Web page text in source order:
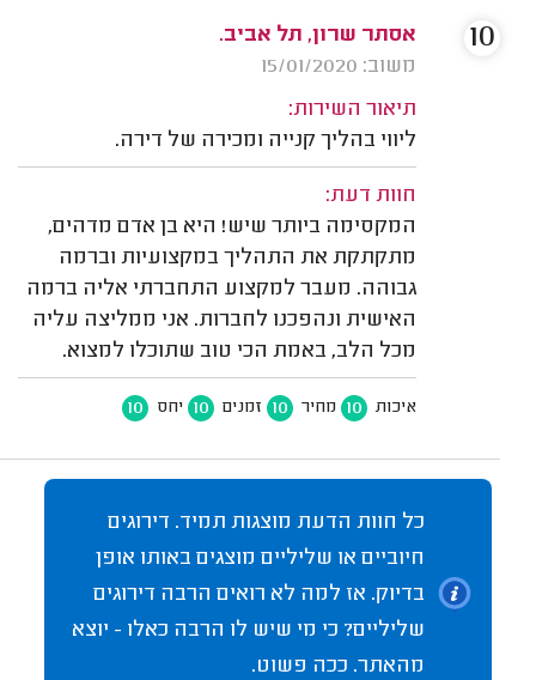
אסתר שרון, תל אביב.
משוב: 15/01/2020
תיאור השירות:
ליווי בהליך קנייה ומכירה של דירה.
חוות דעת:
המקסימה ביותר שיש! היא בן אדם מדהים,
מתקתקת את התהליך במקצועיות וברמה
גבוהה. מעבר למקצוע התחברתי אליה ברמה
האישית ונהפכנו לחברות. אני ממליצה עליה
מכל הלב, באמת הכי טוב שתוכלו למצוא.
איכות 10 מחיר 10 זמנים 10 יחס 10
10
כל חוות הדעת מוצגות תמיד. דירוגים
חיוביים או שליליים מוצגים באותו אופן
בדיוק. אז למה לא רואים הרבה דירוגים
שליליים? כי מי שיש לו הרבה כאלו - יוצא
מהאתר. ככה פשוט.